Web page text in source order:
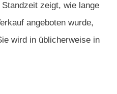
zeigt, wie lange
angeboten wurde,
wird in üblicherweise in